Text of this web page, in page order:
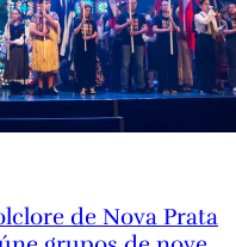
de Nova Prata